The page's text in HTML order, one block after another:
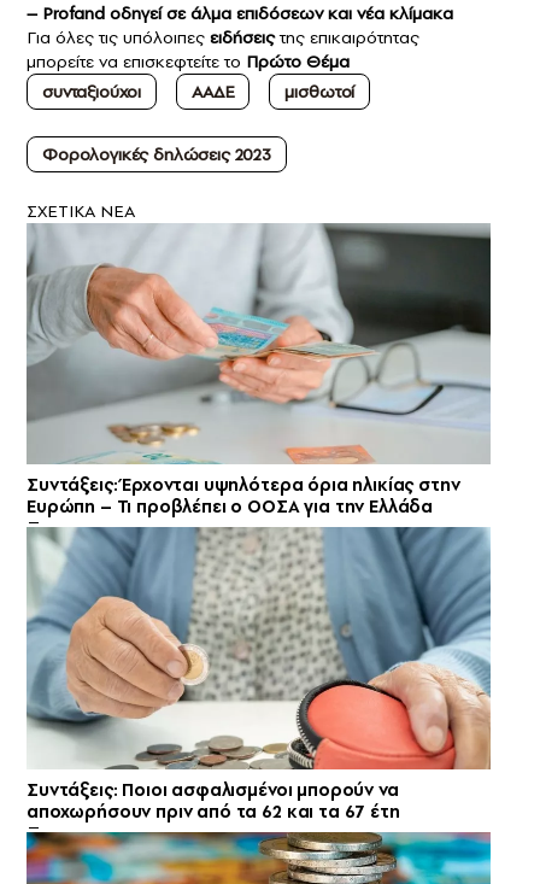
– Profand οδηγεί σε άλμα επιδόσεων και νέα κλίμακα
Για όλες τις υπόλοιπες ειδήσειςτης επικαιρότητας
μπορείτε να επισκεφτείτε το Πρώτο Θέμα
συνταξιούχοι
ΑΑΔΕ μισθωτοί
Φορολογικές δηλώσεις 2023
ΣXETIKA NEA
Συντάξεις: Έρχονται υψηλότερα όρια ηλικίας στην
Ευρώπη – Τι προβλέπει ο ΟΟΣΑ για την Ελλάδα
Συντάξεις: Ποιοι ασφαλισμένοι μπορούν να
αποχωρήσουν πριν από τα 62 και τα 67 έτη